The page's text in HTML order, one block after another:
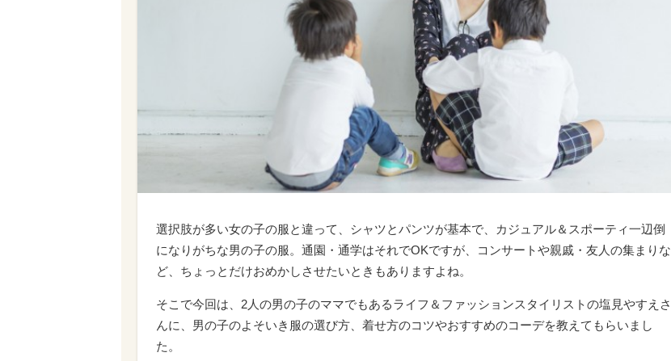
選択肢が多い女の子の服と違って、シャツとパンツが基本で、カジュアル＆スポーティ一辺倒
になりがちな男の子の服。通園・通学はそれでOKですが、コンサートや親戚・友人の集まりな
ど、ちょっとだけおめかしさせたいときもありますよね。
そこで今回は、2人の男の子のママでもあるライフ＆ファッションスタイリストの塩見やすえさ
んに、男の子のよそいき服の選び方、着せ方のコツやおすすめのコーデを教えてもらいまし
た。